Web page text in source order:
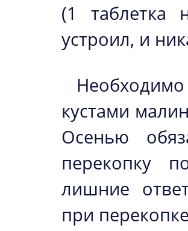
(1 таблетка
устроил, и
кустами
Осенью
перекопку
лишние
при